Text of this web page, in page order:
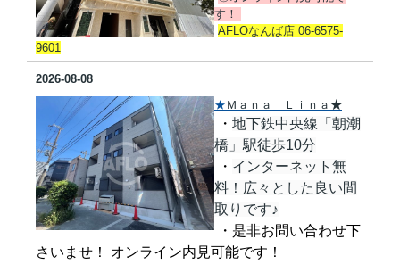
す！
AFLOなんば店 06-6575-
9601
2026-08-08
★ Ｍａｎａ Ｌｉｎａ ★
・ 地下鉄中央線「朝潮
橋」駅徒歩10分
・ インターネット無
料！広々とした良い間
取りです♪
・是非お問い合わせ下
さいませ！ オンライン内見可能です！